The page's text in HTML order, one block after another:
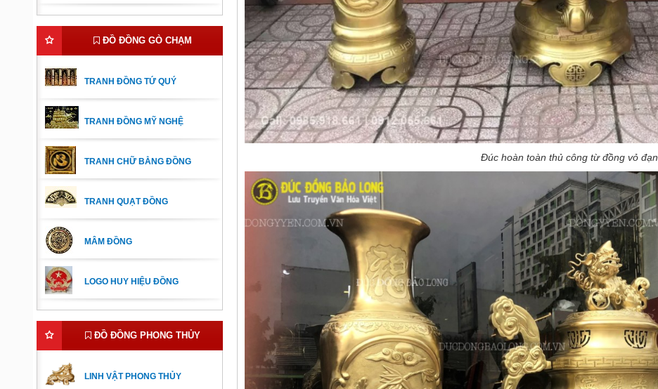
ĐỒ ĐỒNG GÒ CHẠM
TRANH ĐỒNG TỨ QUÝ
TRANH ĐỒNG MỸ NGHỆ
TRANH CHỮ BẰNG ĐỒNG
TRANH QUẠT ĐỒNG
MÂM ĐỒNG
LOGO HUY HIỆU ĐỒNG
ĐỒ ĐỒNG PHONG THỦY
LINH VẬT PHONG THỦY
Đúc hoàn toàn thủ công từ đồng vỏ đạn